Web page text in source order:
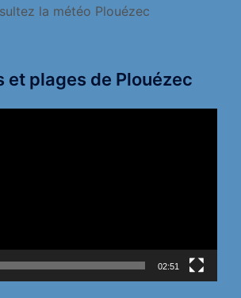
la météo Plouézec
et plages de Plouézec
02:51